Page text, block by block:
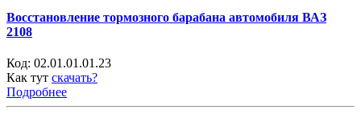
Восстановление тормозного барабана автомобиля ВАЗ
2108
Код: 02.01.01.01.23
Как тут скачать?
Подробнее